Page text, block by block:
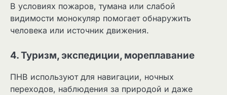
В условиях пожаров, тумана или слабой
видимости монокуляр помогает обнаружить
человека или источник движения.
4. Туризм, экспедиции, мореплавание
ПНВ используют для навигации, ночных
переходов, наблюдения за природой и даже